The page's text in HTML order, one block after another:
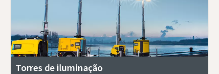
Torres de iluminação